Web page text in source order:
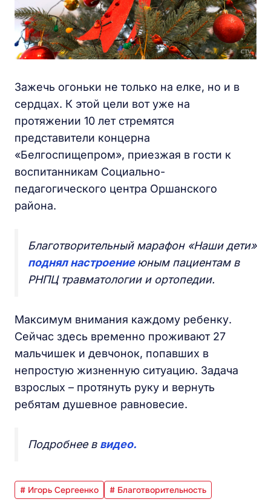
Зажечь огоньки не только на елке, но и в
сердцах. К этой цели вот уже на
протяжении 10 лет стремятся
представители концерна
«Белгоспищепром», приезжая в гости к
воспитанникам Социально-
педагогического центра Оршанского
района.
Благотворительный марафон «Наши дети»
поднял настроение юным пациентам в
РНПЦ травматологии и ортопедии.
Максимум внимания каждому ребенку.
Сейчас здесь временно проживают 27
мальчишек и девчонок, попавших в
непростую жизненную ситуацию. Задача
взрослых – протянуть руку и вернуть
ребятам душевное равновесие.
Подробнее в видео.
# Игорь Сергеенко # Благотворительность